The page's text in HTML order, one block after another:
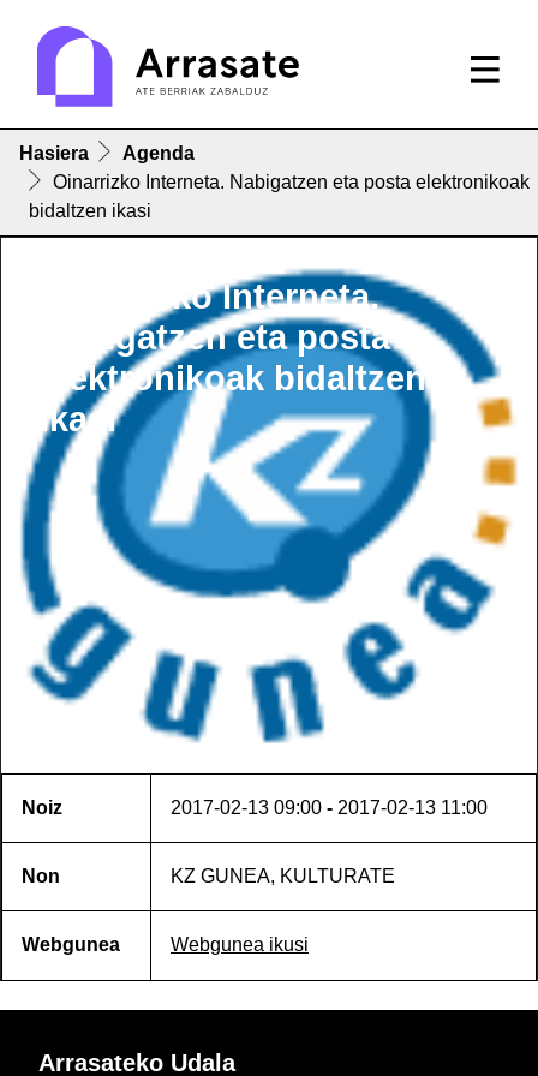
Hasiera
Agenda
Oinarrizko Interneta. Nabigatzen eta posta elektronikoak
bidaltzen ikasi
Oinarrizko Interneta.
Nabigatzen eta posta
elektronikoak bidaltzen
ikasi
Noiz 2017-02-13 09:00 - 2017-02-13 11:00
Non KZ GUNEA, KULTURATE
Webgunea Webgunea ikusi
Arrasateko Udala